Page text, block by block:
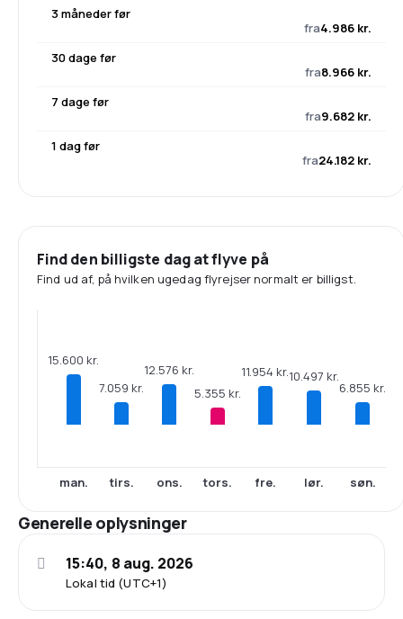
3 måneder før
fra4.986 kr.
30 dage før
fra8.966 kr.
7 dage før
fra9.682 kr.
1 dag før
fra24.182 kr.
Find den billigste dag at flyve på
Find ud af, på hvilken ugedag flyrejser normalt er billigst.
15.600 kr.
man.
7.059 kr.
tirs.
12.576 kr.
ons.
5.355 kr.
tors.
11.954 kr.
fre.
10.497 kr.
lør.
6.855 kr.
søn.
Generelle oplysninger
Lokal tid (UTC+1)
15:40, 8 aug. 2026